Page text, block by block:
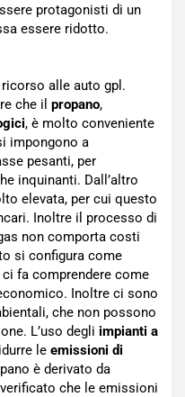
protagonisti di un
essere ridotto.
alle auto gpl.
che il propano,
, è molto conveniente
impongono a
pesanti, per
inquinanti. Dall’altro
elevata, per cui questo
Inoltre il processo di
non comporta costi
si configura come
fa comprendere come
Inoltre ci sono
che non possono
L’uso degli impianti a
le emissioni di
è derivato da
che le emissioni